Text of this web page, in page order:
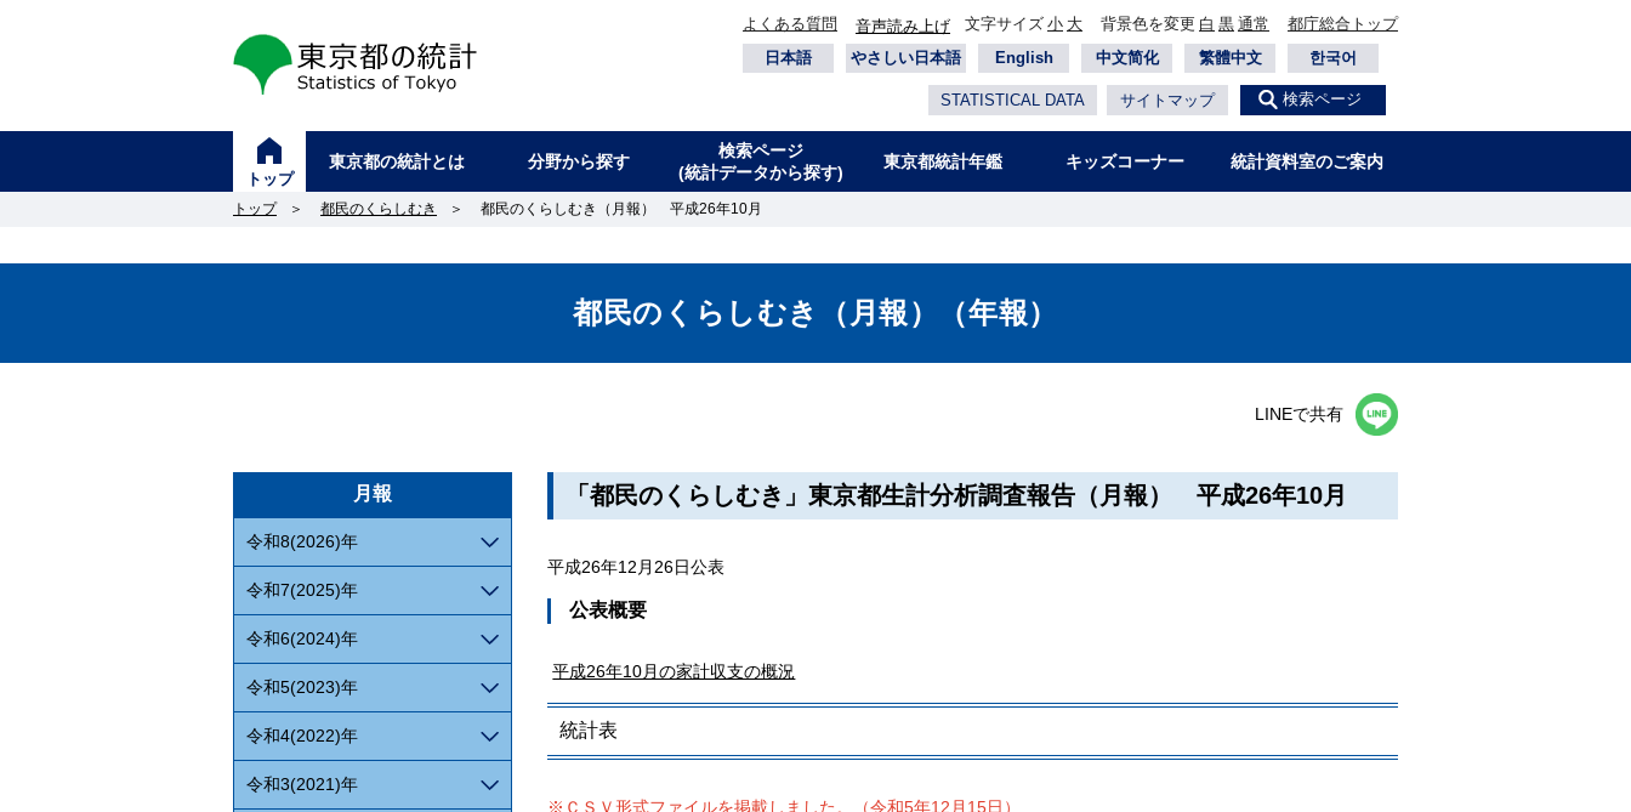
東京都の統計
よくある質問 音声読み上げ 文字サイズ 小 大 背景色を変更 白 黒 通常
都庁総合トップ
日本語
やさしい日本語 English 中文简化 繁體中文 한국어
STATISTICAL DATA サイトマップ 検索ページ
トップ
東京都の統計とは 分野から探す
検索ページ
(統計データから探す)
東京都統計年鑑 キッズコーナー 統計資料室のご案内
トップ ＞ 都民のくらしむき ＞ 都民のくらしむき（月報） 平成26年10月
都民のくらしむき（月報）（年報）
LINEで共有
月報
令和8(2026)年
令和7(2025)年
令和6(2024)年
令和5(2023)年
令和4(2022)年
令和3(2021)年
「都民のくらしむき」東京都生計分析調査報告（月報） 平成26年10月
平成26年12月26日公表
公表概要
平成26年10月の家計収支の概況
統計表
※ＣＳＶ形式ファイルを掲載しました。（令和5年12月15日）